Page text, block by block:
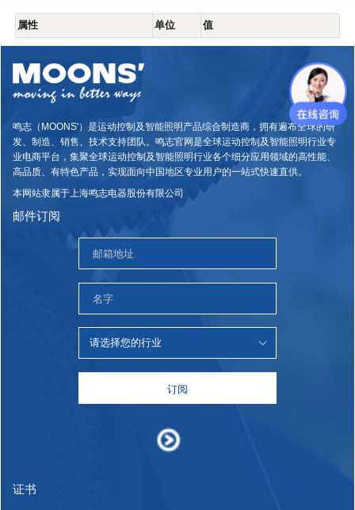
属性 单位 值
鸣志（MOONS'）是运动控制及智能照明产品综合制造商，拥有遍布全球的研
发、制造、销售、技术支持团队。鸣志官网是全球运动控制及智能照明行业专
业电商平台，集聚全球运动控制及智能照明行业各个细分应用领域的高性能、
高品质、有特色产品，实现面向中国地区专业用户的一站式快速直供。
本网站隶属于上海鸣志电器股份有限公司
邮件订阅
订阅
证书